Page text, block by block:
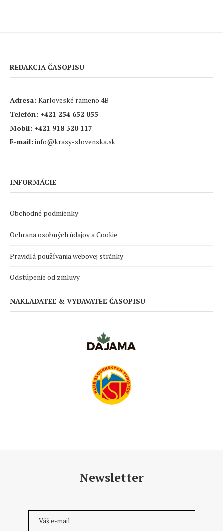
REDAKCIA ČASOPISU
Adresa: Karloveské rameno 4B
Telefón: +421 254 652 055
Mobil: +421 918 320 117
E-mail: info@krasy-slovenska.sk
INFORMÁCIE
Obchodné podmienky
Ochrana osobných údajov a Cookie
Pravidlá používania webovej stránky
Odstúpenie od zmluvy
NAKLADATEĽ & VYDAVATEĽ ČASOPISU
Newsletter